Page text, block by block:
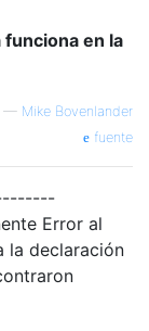
en la
— Mike Bovenlander
fuente
Error al
la declaración